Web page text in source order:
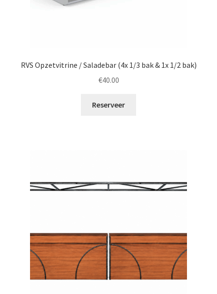
RVS Opzetvitrine / Saladebar (4x 1/3 bak & 1x 1/2 bak)
€40.00
Reserveer